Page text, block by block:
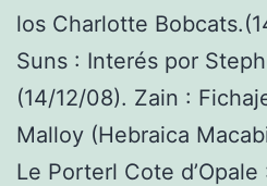
los Charlotte
Suns : Interés por
(14/12/08). Zain :
Malloy (Hebraica
Le Porterl Cote